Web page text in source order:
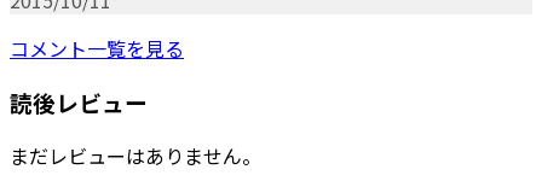
コメント一覧を見る
読後レビュー
まだレビューはありません。